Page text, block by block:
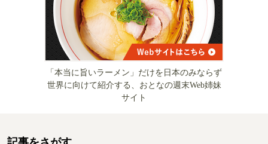
「本当に旨いラーメン」だけを日本のみならず
世界に向けて紹介する、おとなの週末Web姉妹
サイト